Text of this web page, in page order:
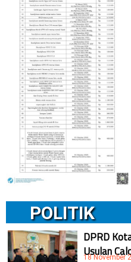
POLITIK
DPRD
Usulan
18 November